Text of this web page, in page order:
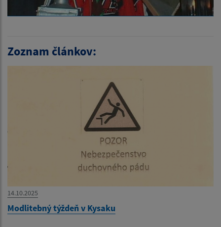
Zoznam článkov:
14.10.2025
Modlitebný týždeň v Kysaku